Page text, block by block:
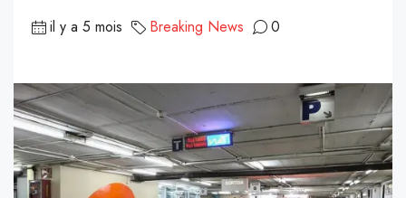
il y a 5 mois Breaking News 0